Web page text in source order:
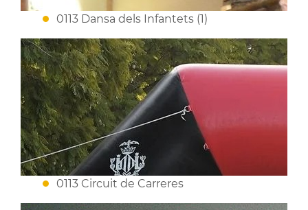
0113 Dansa dels Infantets (1)
0113 Circuit de Carreres